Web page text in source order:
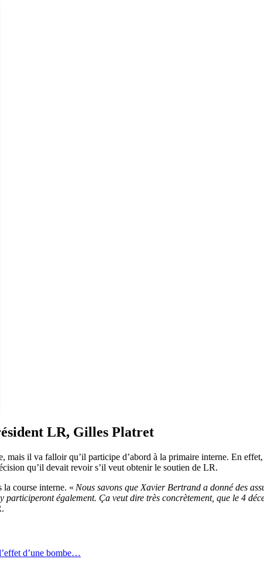
LR, Gilles Platret
il va falloir qu’il participe d’abord à la primaire interne. En effet,
qu’il devait revoir s’il veut obtenir le soutien de LR.
la course interne. « Nous savons que Xavier Bertrand a donné des
également. Ça veut dire très concrètement, que le 4
d’une bombe…